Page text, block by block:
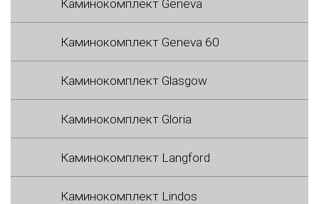
Каминокомплект Geneva
Каминокомплект Geneva 60
Каминокомплект Glasgow
Каминокомплект Gloria
Каминокомплект Langford
Каминокомплект Lindos